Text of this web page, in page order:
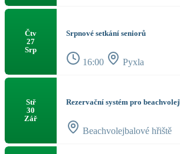
Čtv
27
Srp
Srpnové setkání seniorů
16:00 Pyxla
Stř
30
Zář
Rezervační systém pro
Beachvolejbalové hřiště